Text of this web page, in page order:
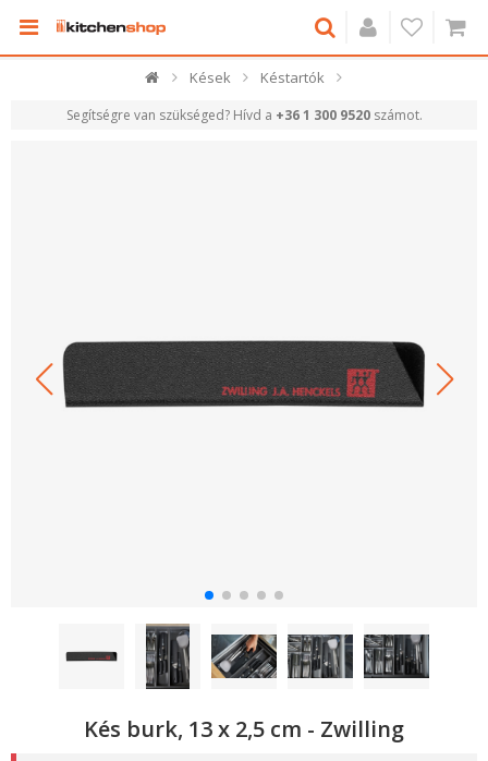
Kések Késtartók
Segítségre van szükséged? Hívd a +36 1 300 9520számot.
Kés burk, 13 x 2,5 cm - Zwilling